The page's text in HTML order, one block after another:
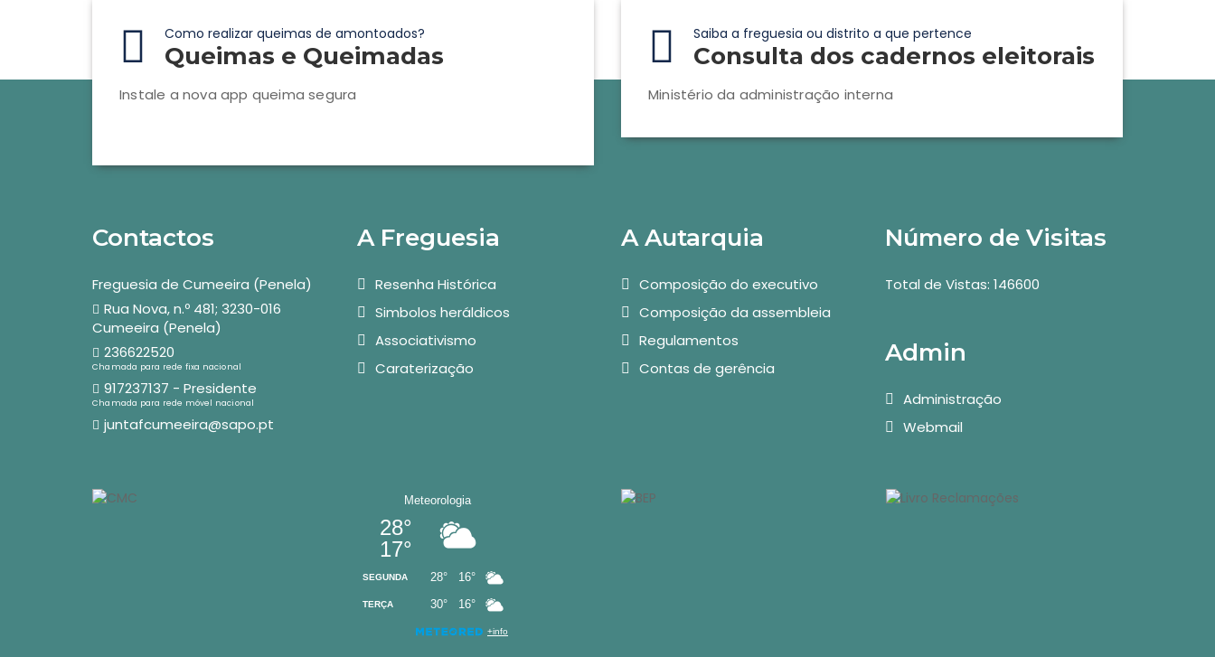
Como realizar queimas de amontoados?
Queimas e Queimadas
Instale a nova app queima segura
Saiba a freguesia ou distrito a que pertence
Consulta dos cadernos eleitorais
Ministério da administração interna
Contactos
Freguesia de Cumeeira (Penela)
Rua Nova, n.º 481; 3230-016
Cumeeira (Penela)
236622520
Chamada para rede fixa nacional
917237137 - Presidente
Chamada para rede móvel nacional
juntafcumeeira@sapo.pt
A Freguesia
Resenha Histórica
Simbolos heráldicos
Associativismo
Caraterização
A Autarquia
Composição do executivo
Composição da assembleia
Regulamentos
Contas de gerência
Número de Visitas
Total de Vistas: 146600
Admin
Administração
Webmail